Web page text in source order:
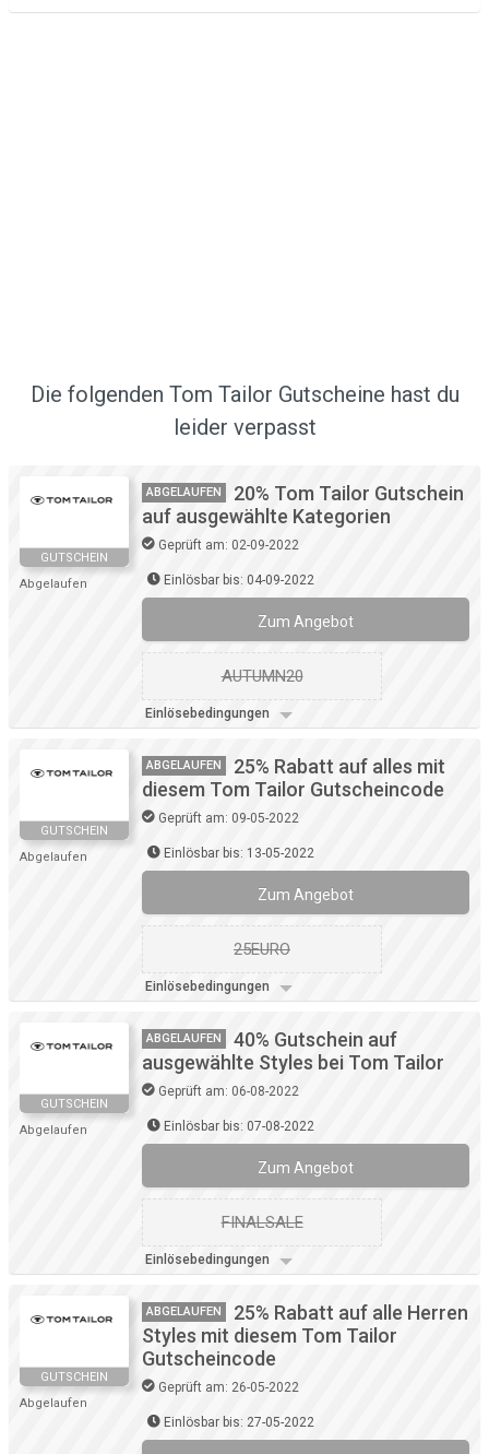
Die folgenden Tom Tailor Gutscheine hast du
leider verpasst
GUTSCHEIN
Abgelaufen
ABGELAUFEN
20% Tom Tailor Gutschein
auf ausgewählte Kategorien
Geprüft am: 02-09-2022
Einlösbar bis: 04-09-2022
Zum Angebot
AUTUMN20
Einlösebedingungen
GUTSCHEIN
Abgelaufen
ABGELAUFEN
25% Rabatt auf alles mit
diesem Tom Tailor Gutscheincode
Geprüft am: 09-05-2022
Einlösbar bis: 13-05-2022
Zum Angebot
25EURO
Einlösebedingungen
GUTSCHEIN
Abgelaufen
ABGELAUFEN
40% Gutschein auf
ausgewählte Styles bei Tom Tailor
Geprüft am: 06-08-2022
Einlösbar bis: 07-08-2022
Zum Angebot
FINALSALE
Einlösebedingungen
GUTSCHEIN
Abgelaufen
ABGELAUFEN
25% Rabatt auf alle Herren
Styles mit diesem Tom Tailor
Gutscheincode
Geprüft am: 26-05-2022
Einlösbar bis: 27-05-2022